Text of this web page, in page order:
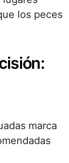
los peces
marca